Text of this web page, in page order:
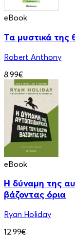
eBook
Τα μυστικά της
Robert Anthony
8.99€
eBook
Η δύναμη της
βάζοντας όρια
Ryan Holiday
12.99€